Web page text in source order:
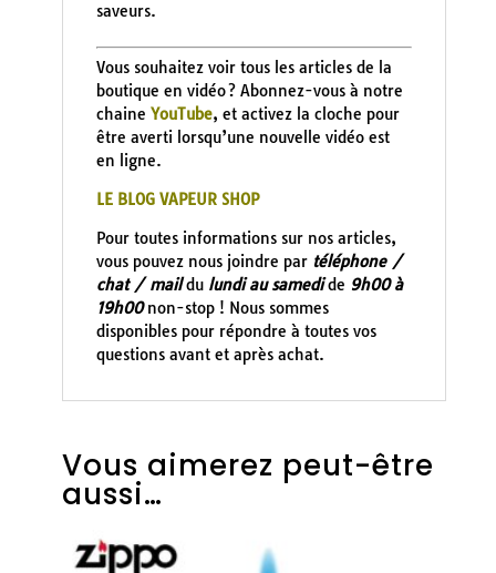
saveurs.
Vous souhaitez voir tous les articles de la
boutique en vidéo ? Abonnez-vous à notre
chaine YouTube, et activez la cloche pour
être averti lorsqu’une nouvelle vidéo est
en ligne.
LE BLOG VAPEUR SHOP
Pour toutes informations sur nos articles,
vous pouvez nous joindre par téléphone /
chat / maildu lundi au samedide 9h00 à
19h00non-stop ! Nous sommes
disponibles pour répondre à toutes vos
questions avant et après achat.
Vous aimerez peut-être
aussi…